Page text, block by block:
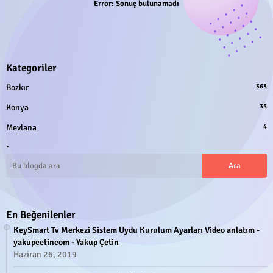
Error: Sonuç bulunamadı
Kategoriler
Bozkır 363
Konya 35
Mevlana 4
.
En Beğenilenler
KeySmart Tv Merkezi Sistem Uydu Kurulum Ayarları Video anlatım -
yakupcetincom - Yakup Çetin
Haziran 26, 2019